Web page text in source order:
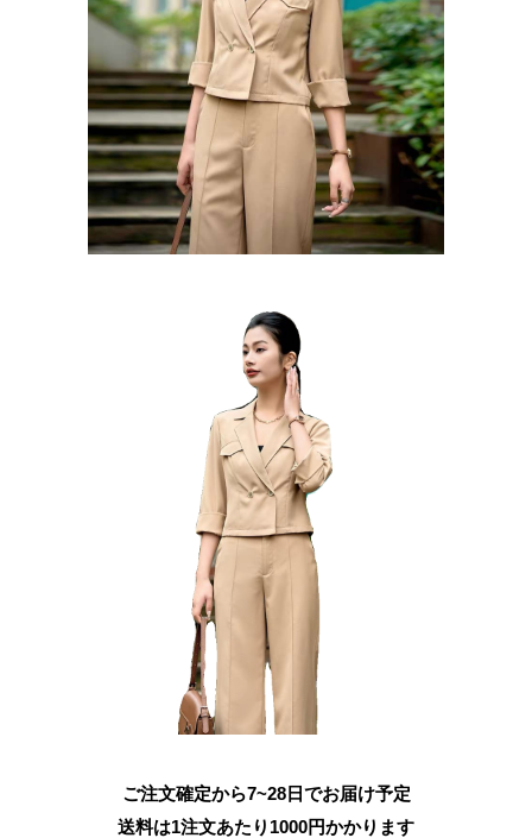
ご注文確定から7~28日でお届け予定
送料は1注文あたり 1000円かかります